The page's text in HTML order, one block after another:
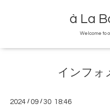
à La
Welcome to
インフォ
2024 /09 /30 18:46